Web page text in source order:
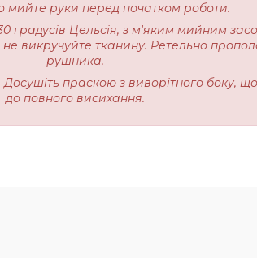
мийте руки перед початком роботи.
градусів Цельсія, з м'яким мийним
викручуйте тканину. Ретельно
рушника.
праскою з виворітного боку,
до повного висихання.